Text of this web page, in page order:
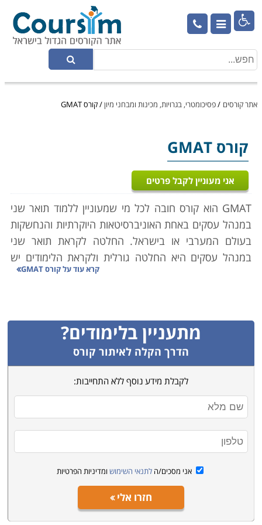

אתר קורסים /פסיכומטרי, בגרויות, מכינות ומבחני מיון/קורס GMAT
קורס GMAT
אני מעוניין לקבל פרטים
GMAT הוא קורס חובה לכל מי שמעוניין ללמוד תואר שני
במנהל עסקים באחת האוניברסיטאות היוקרתיות והנחשקות
בעולם המערבי או בישראל. החלטה לקראת תואר שני
במנהל עסקים היא החלטה גורלית ולקראת הלימודים יש
להתכונן ולהעירך בצורה הטובה ביותר. מבחן GMAT הוא
הזה יש להתכונן, והדרך הטובה ביותר לעשות זאת היא על
ידי קורס הכנה לקראת המבחן.
קורס GMAT מאפשר למועמדים לתואר שני לרכוש כלים
למי שסיים את מערכת החינוך האמריקאי הוא שונה בתכלית
מהמבחן הפסיכומטרי. משום שמדובר בתכנים אחרים, הרי
שיש צורך לעבור הכשרה מסודרת שתאפשר לצלוח אותו.
הדרך הטובה ביותר לעבור את המבחן היא על ידי הנה
מסודרת ממי שמכיר את הקורס ועבר אותו בהצלחה.
איך למצוא קורס טוב
קרא עוד עלקורס GMAT
מתעניין בלימודים?
הדרך הקלה לאיתור קורס
לקבלת מידע נוסף ללא התחייבות:
אני מסכים/ה לתנאי השימוש ומדיניות הפרטיות
חזרו אלי